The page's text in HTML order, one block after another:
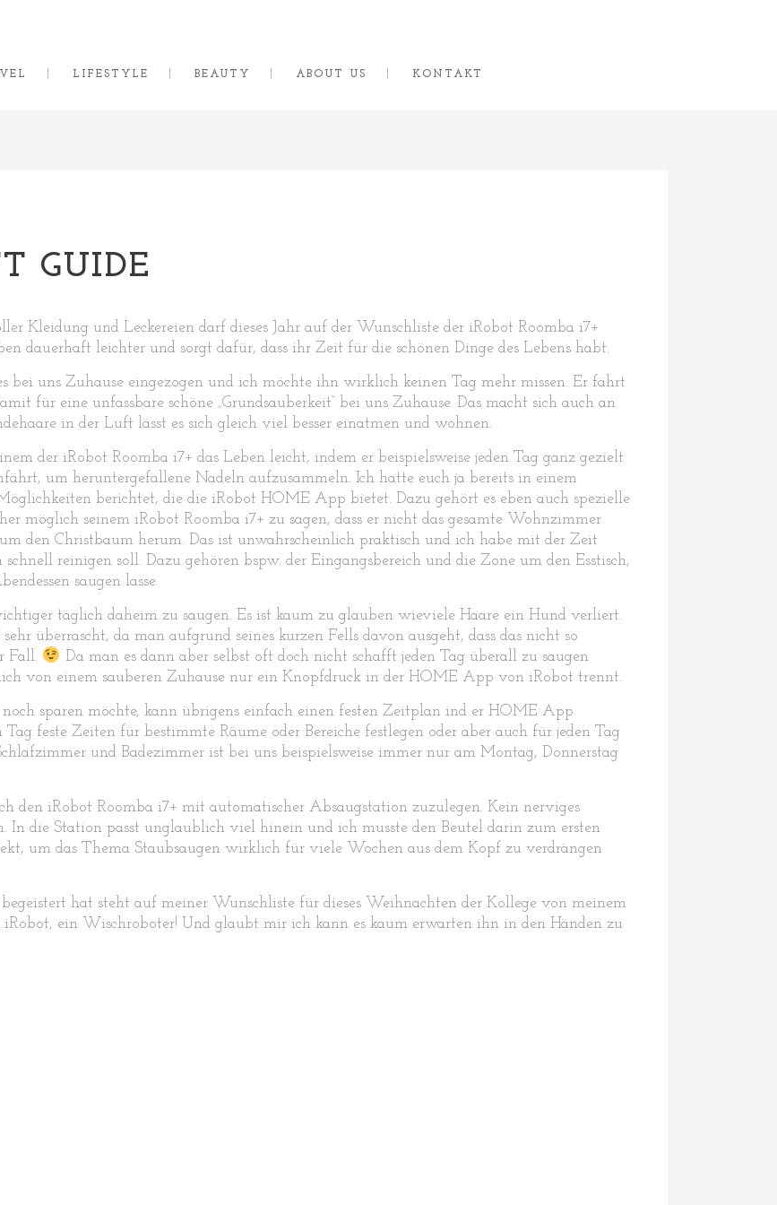
LIFESTYLE BEAUTY ABOUT US KONTAKT
GUIDE
Kleidung und Leckereien darf dieses Jahr auf der Wunschliste der iRobot Roomba i7+
dauerhaft leichter und sorgt dafür, dass ihr Zeit für die schönen Dinge des Lebens habt.
bei uns Zuhause eingezogen und ich möchte ihn wirklich keinen Tag mehr missen. Er fährt
für eine unfassbare schöne „Grundsauberkeit“ bei uns Zuhause. Das macht sich auch an
in der Luft lässt es sich gleich viel besser einatmen und wohnen.
der iRobot Roomba i7+ das Leben leicht, indem er beispielsweise jeden Tag ganz gezielt
um heruntergefallene Nadeln aufzusammeln. Ich hatte euch ja bereits in einem
berichtet, die die iRobot HOME App bietet. Dazu gehört es eben auch spezielle
möglich seinem iRobot Roomba i7+ zu sagen, dass er nicht das gesamte Wohnzimmer
den Christbaum herum. Das ist unwahrscheinlich praktisch und ich habe mit der Zeit
reinigen soll. Dazu gehören bspw. der Eingangsbereich und die Zone um den Esstisch,
saugen lasse.
täglich daheim zu saugen. Es ist kaum zu glauben wieviele Haare ein Hund verliert.
überrascht, da man aufgrund seines kurzen Fells davon ausgeht, dass das nicht so
Fall.
Da man es dann aber selbst oft doch nicht schafft jeden Tag überall zu saugen
von einem sauberen Zuhause nur ein Knopfdruck in der HOME App von iRobot trennt.
noch sparen möchte, kann übrigens einfach einen festen Zeitplan ind er HOME App
feste Zeiten für bestimmte Räume oder Bereiche festlegen oder aber auch für jeden Tag
und Badezimmer ist bei uns beispielsweise immer nur am Montag, Donnerstag
den iRobot Roomba i7+ mit automatischer Absaugstation zuzulegen. Kein nerviges
In die Station passt unglaublich viel hinein und ich musste den Beutel darin zum ersten
um das Thema Staubsaugen wirklich für viele Wochen aus dem Kopf zu verdrängen
hat steht auf meiner Wunschliste für dieses Weihnachten der Kollege von meinem
ein Wischroboter! Und glaubt mir ich kann es kaum erwarten ihn in den Händen zu